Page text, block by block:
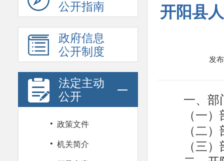
公开指南
政府信息
公开制度
法定主动
公开
· 政策文件
· 机关简介
开阳县
发
一、部
（一
（二
（三